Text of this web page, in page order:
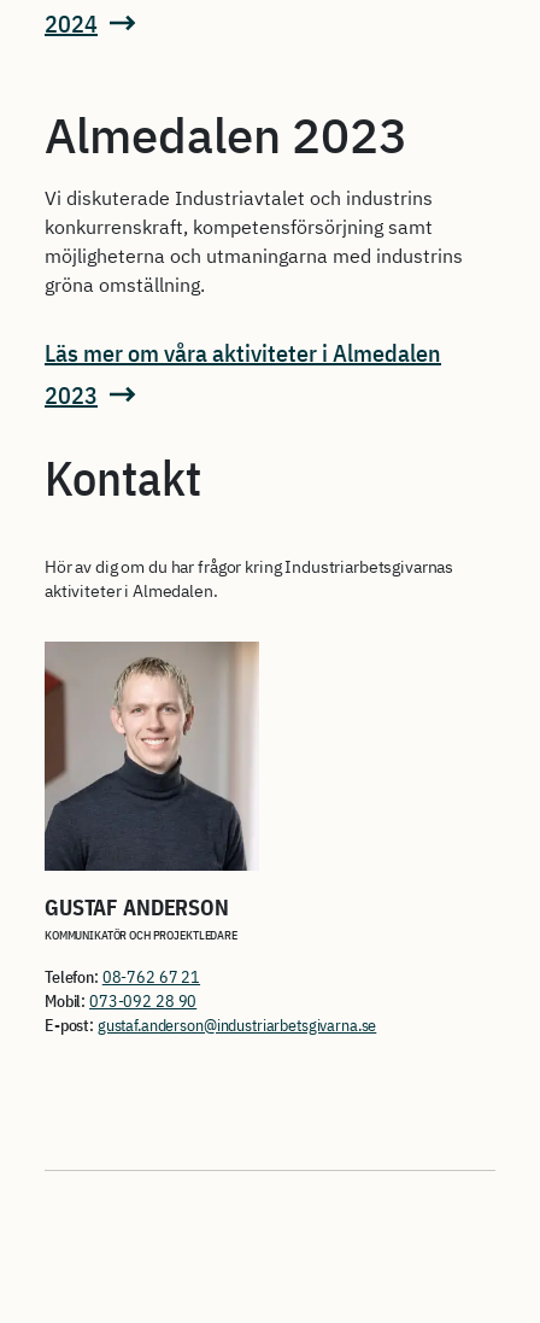
2024
Almedalen 2023
Vi diskuterade Industriavtalet och industrins
konkurrenskraft, kompetensförsörjning samt
möjligheterna och utmaningarna med industrins
gröna omställning.
Läs mer om våra aktiviteter i Almedalen
2023
Kontakt
Hör av dig om du har frågor kring Industriarbetsgivarnas
aktiviteter i Almedalen.
GUSTAF ANDERSON
KOMMUNIKATÖR OCH PROJEKTLEDARE
Telefon: 08-762 67 21
Mobil: 073-092 28 90
E-post: gustaf.anderson@industriarbetsgivarna.se